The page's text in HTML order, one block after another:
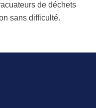
de déchets
sans difficulté.